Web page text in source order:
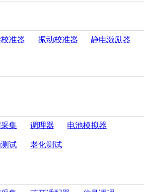
准器 振动校准器 静电激励器
集 调理器 电池模拟器
试 老化测试